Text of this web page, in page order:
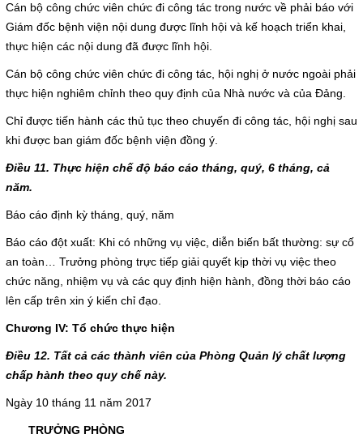
Cán bộ công chức viên chức đi công tác trong nước về phải báo với
Giám đốc bệnh viện nội dung được lĩnh hội và kế hoạch triển khai,
thực hiện các nội dung đã được lĩnh hội.
Cán bộ công chức viên chức đi công tác, hội nghị ở nước ngoài phải
thực hiện nghiêm chỉnh theo quy định của Nhà nước và của Đảng.
Chỉ được tiến hành các thủ tục theo chuyến đi công tác, hội nghị sau
khi được ban giám đốc bệnh viện đồng ý.
Điều 11. Thực hiện chế độ báo cáo tháng, quý, 6 tháng, cả
năm.
Báo cáo định kỳ tháng, quý, năm
Báo cáo đột xuất: Khi có những vụ việc, diễn biến bất thường: sự cố
an toàn… Trưởng phòng trực tiếp giải quyết kịp thời vụ việc theo
chức năng, nhiệm vụ và các quy định hiện hành, đồng thời báo cáo
lên cấp trên xin ý kiến chỉ đạo.
Chương IV: Tổ chức thực hiện
Điều 12. Tất cả các thành viên của Phòng Quản lý chất lượng
chấp hành theo quy chế này.
Ngày 10 tháng 11 năm 2017
TRƯỞNG PHÒNG